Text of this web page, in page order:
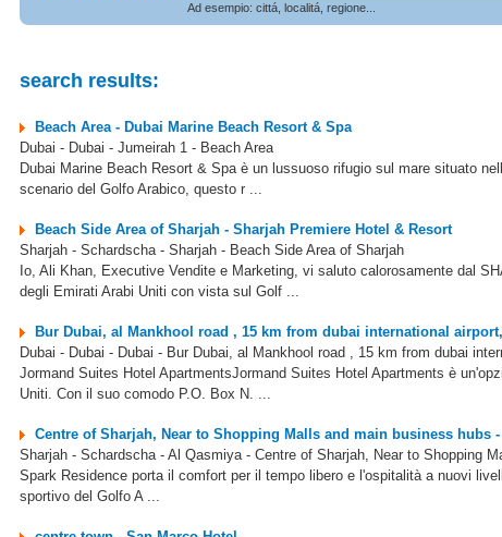
Ad esempio: cittá, localitá, regione...
search results:
Beach Area - Dubai Marine Beach Resort & Spa
Dubai - Dubai - Jumeirah 1 - Beach Area
Dubai Marine Beach Resort & Spa è un lussuoso rifugio sul mare situato
scenario del Golfo Arabico, questo r ...
Beach Side Area of Sharjah - Sharjah Premiere Hotel & Resort
Sharjah - Schardscha - Sharjah - Beach Side Area of Sharjah
Io, Ali Khan, Executive Vendite e Marketing, vi saluto calorosamente dal
degli Emirati Arabi Uniti con vista sul Golf ...
Bur Dubai, al Mankhool road , 15 km from dubai international
Dubai - Dubai - Dubai - Bur Dubai, al Mankhool road , 15 km from dubai
Jormand Suites Hotel ApartmentsJormand Suites Hotel Apartments è
Uniti. Con il suo comodo P.O. Box N. ...
Centre of Sharjah, Near to Shopping Malls and main business hubs
Sharjah - Schardscha - Al Qasmiya - Centre of Sharjah, Near to Shopping
Spark Residence porta il comfort per il tempo libero e l'ospitalità a nuovi
sportivo del Golfo A ...